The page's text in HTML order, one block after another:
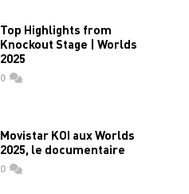
Top Highlights from
Knockout Stage | Worlds
2025
0commentaires
Movistar KOI aux Worlds
2025, le documentaire
0commentaires